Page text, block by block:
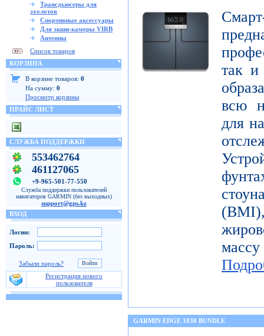
Трансдьюсеры для
эхолотов
Спортивные аксессуары
Для экшн-камеры VIRB
Антенны
Список товаров
КОРЗИНА
В корзине товаров: 0
На сумму: 0
Просмотр корзины
ПРАЙС ЛИСТ
СЛУЖБА ПОДДЕРЖКИ
553462764
461127065
+9-965-501-77-550
Служба поддержки пользователей
навигаторов GARMIN (без выходных)
support@gps.kz
ВХОД
Логин:
Пароль:
Забыли пароль?
Регистрация нового
пользователя
так и
всю
для
GARMIN EDGE 1030 BUNDLE